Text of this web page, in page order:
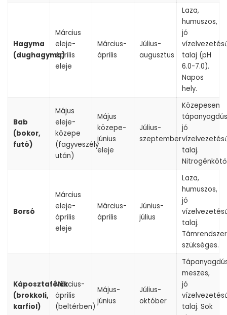
Hagyma
(dughagyma)
Március
eleje-
április
eleje
Március-
április
Július-
augusztus
Laza,
humuszos,
jó
talaj (pH
6.0-7.0).
Napos
hely.
Bab
(bokor,
futó)
Május
eleje-
közepe
(fagyveszély
után)
Május
közepe-
június
eleje
Július-
szeptember
Közepesen
jó
talaj.
Borsó
Március
eleje-
április
eleje
Március-
április
Június-
július
Laza,
humuszos,
jó
talaj.
Támrendszer
szükséges.
Káposztafélék
(brokkoli,
karfiol)
Március-
április
(beltérben)
Május-
június
Július-
október
meszes,
jó
talaj. Sok